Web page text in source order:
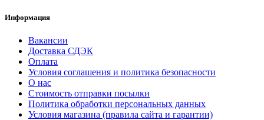
Информация
Вакансии
Доставка СДЭК
Оплата
Условия соглашения и политика безопасности
О нас
Стоимость отправки посылки
Политика обработки персональных данных
Условия магазина (правила сайта и гарантии)